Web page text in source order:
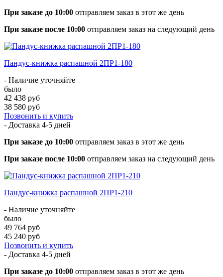
При заказе до 10:00 отправляем заказ в этот же день
При заказе после 10:00 отправляем заказ на следующий день
Пандус-книжка распашной 2ПР1-180
- Наличие уточняйте
было
42 438 руб
38 580 руб
Позвонить и купить
- Доставка 4-5 дней
При заказе до 10:00 отправляем заказ в этот же день
При заказе после 10:00 отправляем заказ на следующий день
Пандус-книжка распашной 2ПР1-210
- Наличие уточняйте
было
49 764 руб
45 240 руб
Позвонить и купить
- Доставка 4-5 дней
При заказе до 10:00 отправляем заказ в этот же день